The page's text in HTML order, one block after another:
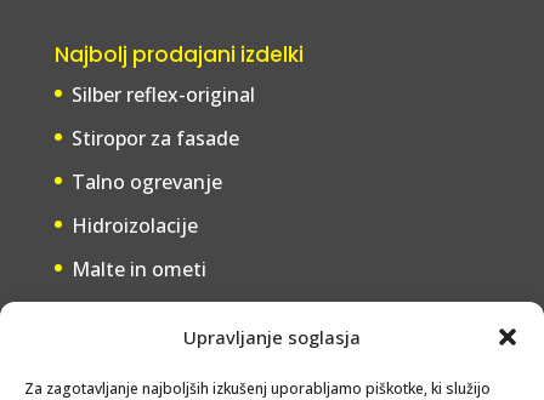
Upravljanje soglasja
Za zagotavljanje najboljših izkušenj uporabljamo piškotke, ki služijo
Najbolj prodajani izdelki
Silber reflex-original
Stiropor za fasade
Talno ogrevanje
Hidroizolacije
Malte in ometi